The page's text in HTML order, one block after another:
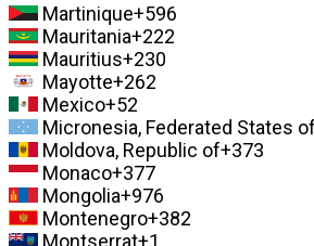
Martinique+596
Mauritania+222
Mauritius+230
Mayotte+262
Mexico+52
Micronesia, Federated States of
Moldova, Republic of+373
Monaco+377
Mongolia+976
Montenegro+382
Montserrat+1